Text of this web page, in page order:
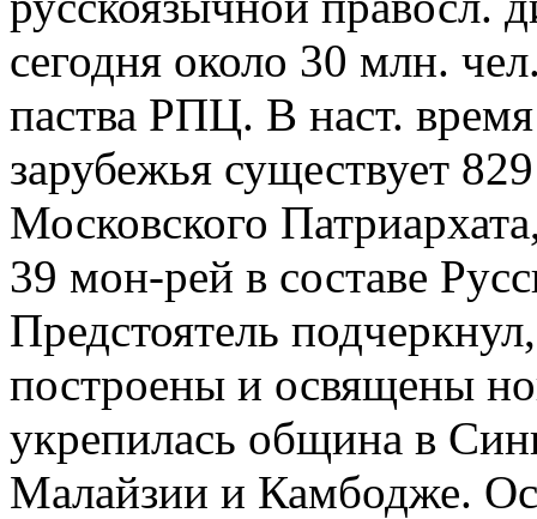
сегодня около 30 млн.
паства РПЦ. В наст.
зарубежья существует
Московского
39 мон-рей в составе
Предстоятель
построены и освящены
укрепилась община в
Малайзии и Камбодже.